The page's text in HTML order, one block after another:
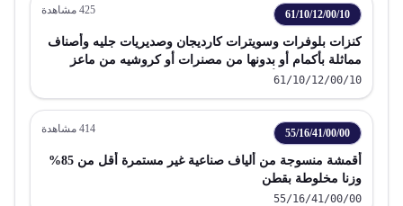
61/10/12/00/10
425 مشاهدة
كنزات بلوفرات وسويترات كارديجان وصديريات جليه وأصناف
مماثلة بأكمام أو بدونها من مصنرات أو كروشيه من ماعز
الكشمير للرجال أو الصبية
61/10/12/00/10
55/16/41/00/00
414 مشاهدة
أقمشة منسوجة من ألياف صناعية غير مستمرة أقل من 85%
وزنا مخلوطة بقطن
55/16/41/00/00